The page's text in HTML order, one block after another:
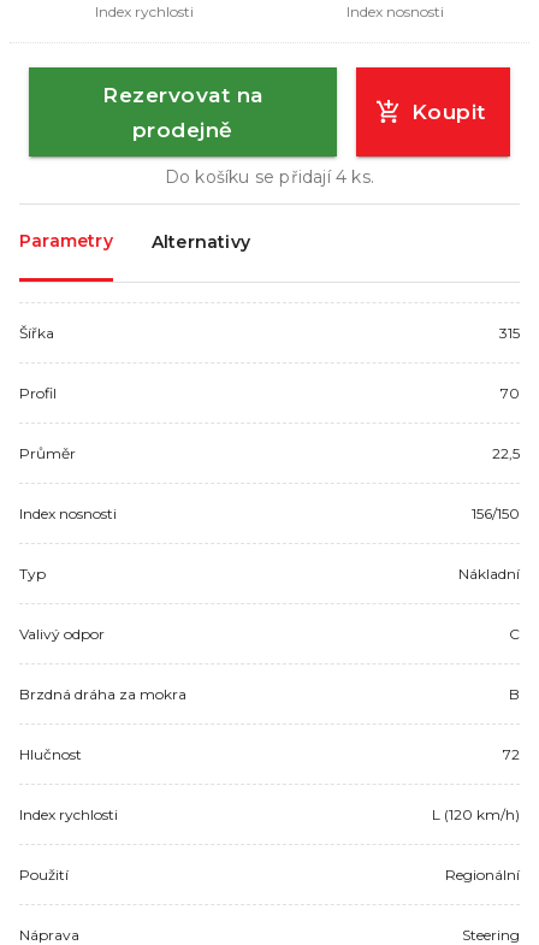
Index rychlosti Index nosnosti
Rezervovat na
prodejně
Koupit
Do košíku se přidají4 ks.
Parametry Alternativy
Šířka 315
Profil 70
Průměr 22,5
Index nosnosti 156/150
Typ Nákladní
Valivý odpor C
Brzdná dráha za mokra B
Hlučnost 72
Index rychlosti L (120 km/h)
Použití Regionální
Náprava Steering